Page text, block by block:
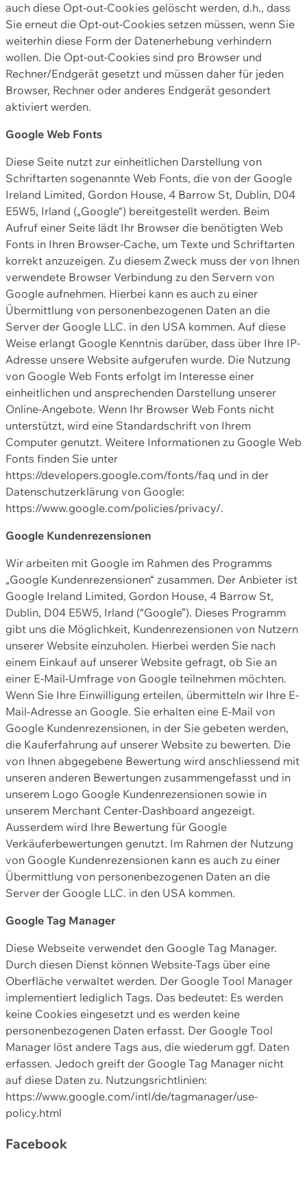
auch diese Opt-out-Cookies gelöscht werden, d.h., dass
Sie erneut die Opt-out-Cookies setzen müssen, wenn Sie
weiterhin diese Form der Datenerhebung verhindern
wollen. Die Opt-out-Cookies sind pro Browser und
Rechner/Endgerät gesetzt und müssen daher für jeden
Browser, Rechner oder anderes Endgerät gesondert
aktiviert werden.
Google Web Fonts
Diese Seite nutzt zur einheitlichen Darstellung von
Schriftarten sogenannte Web Fonts, die von der Google
Ireland Limited, Gordon House, 4 Barrow St, Dublin, D04
E5W5, Irland („Google“) bereitgestellt werden. Beim
Aufruf einer Seite lädt Ihr Browser die benötigten Web
Fonts in Ihren Browser-Cache, um Texte und Schriftarten
korrekt anzuzeigen. Zu diesem Zweck muss der von Ihnen
verwendete Browser Verbindung zu den Servern von
Google aufnehmen. Hierbei kann es auch zu einer
Übermittlung von personenbezogenen Daten an die
Server der Google LLC. in den USA kommen. Auf diese
Weise erlangt Google Kenntnis darüber, dass über Ihre IP-
Adresse unsere Website aufgerufen wurde. Die Nutzung
von Google Web Fonts erfolgt im Interesse einer
einheitlichen und ansprechenden Darstellung unserer
Online-Angebote. Wenn Ihr Browser Web Fonts nicht
unterstützt, wird eine Standardschrift von Ihrem
Computer genutzt. Weitere Informationen zu Google Web
Fonts finden Sie unter
https://developers.google.com/fonts/faq und in der
Datenschutzerklärung von Google:
https://www.google.com/policies/privacy/.
Google Kundenrezensionen
Wir arbeiten mit Google im Rahmen des Programms
„Google Kundenrezensionen“ zusammen. Der Anbieter ist
Google Ireland Limited, Gordon House, 4 Barrow St,
Dublin, D04 E5W5, Irland (“Google”). Dieses Programm
gibt uns die Möglichkeit, Kundenrezensionen von Nutzern
unserer Website einzuholen. Hierbei werden Sie nach
einem Einkauf auf unserer Website gefragt, ob Sie an
einer E-Mail-Umfrage von Google teilnehmen möchten.
Wenn Sie Ihre Einwilligung erteilen, übermitteln wir Ihre E-
Mail-Adresse an Google. Sie erhalten eine E-Mail von
Google Kundenrezensionen, in der Sie gebeten werden,
die Kauferfahrung auf unserer Website zu bewerten. Die
von Ihnen abgegebene Bewertung wird anschliessend mit
unseren anderen Bewertungen zusammengefasst und in
unserem Logo Google Kundenrezensionen sowie in
unserem Merchant Center-Dashboard angezeigt.
Ausserdem wird Ihre Bewertung für Google
Verkäuferbewertungen genutzt. Im Rahmen der Nutzung
von Google Kundenrezensionen kann es auch zu einer
Übermittlung von personenbezogenen Daten an die
Server der Google LLC. in den USA kommen.
Google Tag Manager
Diese Webseite verwendet den Google Tag Manager.
Durch diesen Dienst können Website-Tags über eine
Oberfläche verwaltet werden. Der Google Tool Manager
implementiert lediglich Tags. Das bedeutet: Es werden
keine Cookies eingesetzt und es werden keine
personenbezogenen Daten erfasst. Der Google Tool
Manager löst andere Tags aus, die wiederum ggf. Daten
erfassen. Jedoch greift der Google Tag Manager nicht
auf diese Daten zu. Nutzungsrichtlinien:
https://www.google.com/intl/de/tagmanager/use-
policy.html
Facebook